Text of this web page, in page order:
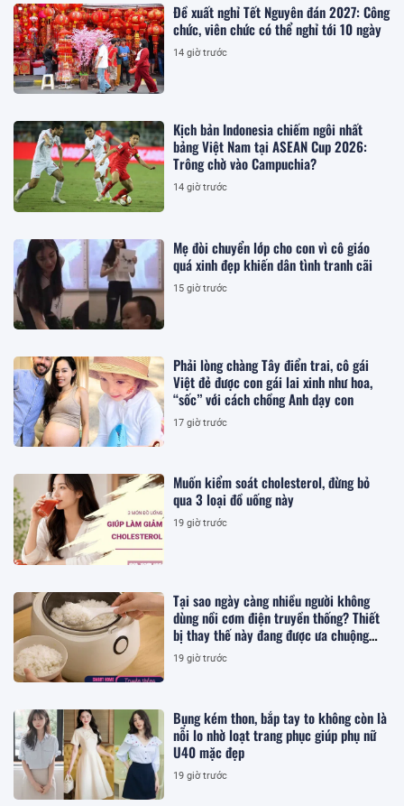
Đề xuất nghỉ Tết Nguyên đán 2027: Công
chức, viên chức có thể nghỉ tới 10 ngày
14 giờ trước
Kịch bản Indonesia chiếm ngôi nhất
bảng Việt Nam tại ASEAN Cup 2026:
Trông chờ vào Campuchia?
14 giờ trước
Mẹ đòi chuyển lớp cho con vì cô giáo
quá xinh đẹp khiến dân tình tranh cãi
15 giờ trước
Phải lòng chàng Tây điển trai, cô gái
Việt đẻ được con gái lai xinh như hoa,
“sốc” với cách chồng Anh dạy con
17 giờ trước
Muốn kiểm soát cholesterol, đừng bỏ
qua 3 loại đồ uống này
19 giờ trước
Tại sao ngày càng nhiều người không
dùng nồi cơm điện truyền thống? Thiết
bị thay thế này đang được ưa chuộng
hơn
19 giờ trước
Bụng kém thon, bắp tay to không còn là
nỗi lo nhờ loạt trang phục giúp phụ nữ
U40 mặc đẹp
19 giờ trước